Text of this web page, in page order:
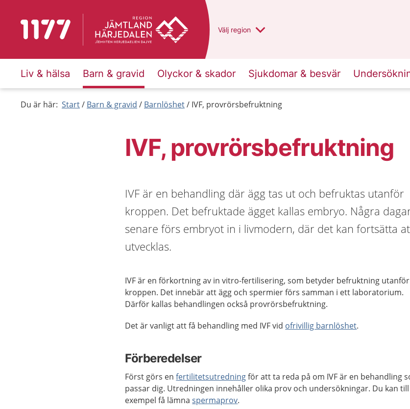
Till startsidan för 1177 Du har valt region
Välj en annan
region
Liv & hälsa Barn & gravid Olyckor & skador Sjukdomar & besvär
Du är här: Start Barn & gravid Barnlöshet IVF, provrörsbefruktning
IVF, provrörsbefruktning
IVF är en behandling där ägg tas ut och befruktas utanför
kroppen. Det befruktade ägget kallas embryo. Några
senare förs embryot in i livmodern, där det kan fortsätta
utvecklas.
IVF är en förkortning av in vitro-fertilisering, som betyder befruktning utanför
kroppen. Det innebär att ägg och spermier förs samman i ett laboratorium.
Därför kallas behandlingen också provrörsbefruktning.
Det är vanligt att få behandling med IVF vid ofrivillig barnlöshet.
Förberedelser
Först görs enfertilitetsutredningför att ta reda på om IVF är en behandling
passar dig. Utredningen innehåller olika prov och undersökningar. Du kan till
exempel få lämnaspermaprov.